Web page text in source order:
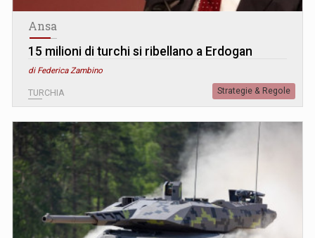
Ansa
15 milioni di turchi si ribellano a Erdogan
di Federica Zambino
TURCHIA Strategie & Regole